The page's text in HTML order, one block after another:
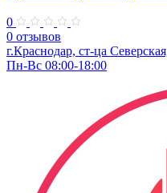
0
0 отзывов
г.Краснодар, ст-ца
Пн-Вс 08:00-18:00